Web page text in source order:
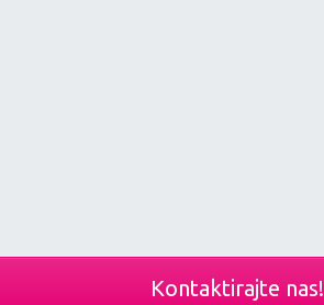
Kontaktirajte nas!